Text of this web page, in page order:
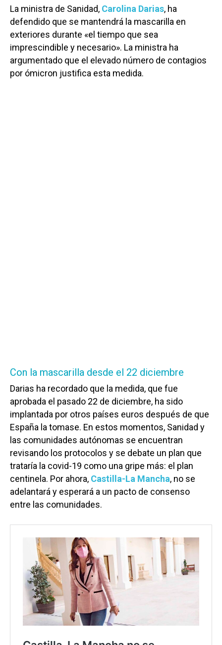
La ministra de Sanidad, Carolina Darias, ha
defendido que se mantendrá la mascarilla en
exteriores durante «el tiempo que sea
imprescindible y necesario». La ministra ha
argumentado que el elevado número de contagios
por ómicron justifica esta medida.
Con la mascarilla desde el 22 diciembre
Darias ha recordado que la medida, que fue
aprobada el pasado 22 de diciembre, ha sido
implantada por otros países euros después de que
España la tomase. En estos momentos, Sanidad y
las comunidades autónomas se encuentran
revisando los protocolos y se debate un plan que
trataría la covid-19 como una gripe más: el plan
centinela. Por ahora, Castilla-La Mancha, no se
adelantará y esperará a un pacto de consenso
entre las comunidades.